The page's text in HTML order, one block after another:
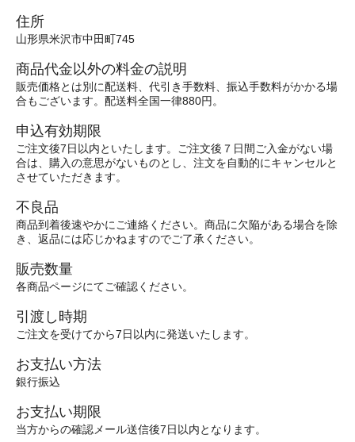
住所
山形県米沢市中田町745
商品代金以外の料金の説明
販売価格とは別に配送料、代引き手数料、振込手数料がかかる場
合もございます。配送料全国一律880円。
申込有効期限
ご注文後7日以内といたします。ご注文後７日間ご入金がない場
合は、購入の意思がないものとし、注文を自動的にキャンセルと
させていただきます。
不良品
商品到着後速やかにご連絡ください。商品に欠陥がある場合を除
き、返品には応じかねますのでご了承ください。
販売数量
各商品ページにてご確認ください。
引渡し時期
ご注文を受けてから7日以内に発送いたします。
お支払い方法
銀行振込
お支払い期限
当方からの確認メール送信後7日以内となります。